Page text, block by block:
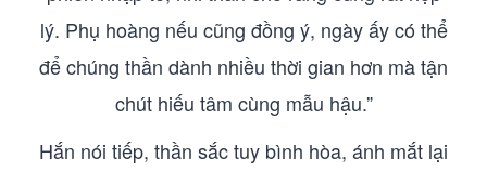
lý. Phụ hoàng nếu cũng đồng ý, ngày ấy có thể
để chúng thần dành nhiều thời gian hơn mà tận
chút hiếu tâm cùng mẫu hậu.”
Hắn nói tiếp, thần sắc tuy bình hòa, ánh mắt lại